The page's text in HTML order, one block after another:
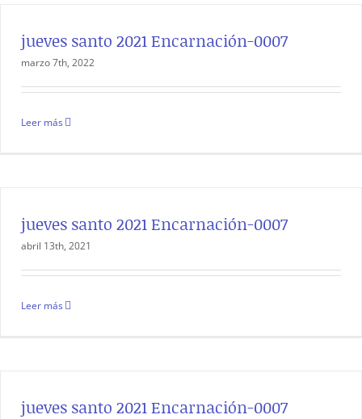
jueves santo 2021 Encarnación-0007
marzo 7th, 2022
Leer más
jueves santo 2021 Encarnación-0007
abril 13th, 2021
Leer más
jueves santo 2021 Encarnación-0007